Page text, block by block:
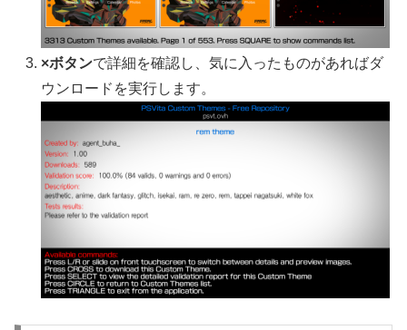
×ボタンで詳細を確認し、気に入ったものがあればダ
ウンロードを実行します。